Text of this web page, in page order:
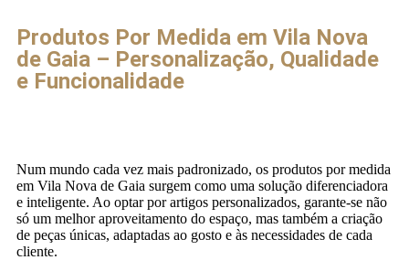
Produtos Por Medida em Vila Nova
de Gaia – Personalização, Qualidade
e Funcionalidade
Num mundo cada vez mais padronizado, os produtos por medida
em Vila Nova de Gaia surgem como uma solução diferenciadora
e inteligente. Ao optar por artigos personalizados, garante-se não
só um melhor aproveitamento do espaço, mas também a criação
de peças únicas, adaptadas ao gosto e às necessidades de cada
cliente.